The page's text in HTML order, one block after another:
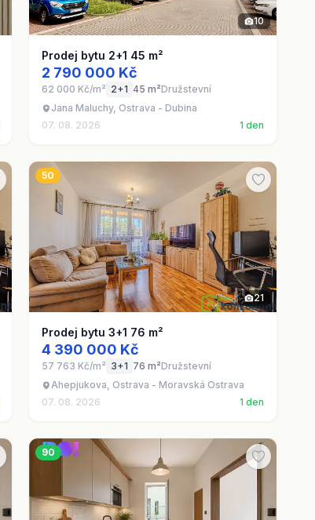
10
Prodej bytu 2+1 45 m²
2 790 000 Kč
62 000 Kč/m² 2+1 45 m²Družstevní
Jana Maluchy, Ostrava - Dubina
07. 08. 2026
1 den
50
21
Prodej bytu 3+1 76 m²
4 390 000 Kč
57 763 Kč/m² 3+1 76 m²Družstevní
Ahepjukova, Ostrava - Moravská Ostrava
07. 08. 2026
1 den
90